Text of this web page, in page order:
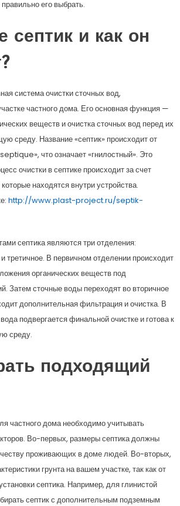
его выбрать.
септик и как он
система очистки сточных вод,
частного дома. Его основная функция —
веществ и очистка сточных вод перед их
среду. Название «септик» происходит от
что означает «гнилостный». Это
очистки в септике происходит за счет
находятся внутри устройства.
http://www.plast-project.ru/septik-
септика являются три отделения:
третичное. В первичном отделении происходит
органических веществ под
Затем сточные воды переходят во вторичное
дополнительная фильтрация и очистка. В
подвергается финальной очистке и готова к
среду.
подходящий
частного дома необходимо учитывать
Во-первых, размеры септика должны
проживающих в доме людей. Во-вторых,
грунта на вашем участке, так как от
септика. Например, для глинистой
септик с дополнительным подземным